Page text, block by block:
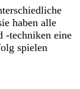
haben alle
-techniken eine
spielen